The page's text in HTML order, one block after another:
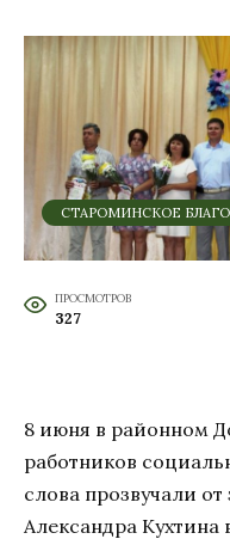
СТАРОМИНСКОЕ
ПРОСМОТРОВ
327
8 июня в районном
работников
слова прозвучали
Александра Кухтина